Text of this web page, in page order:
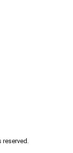
reserved.